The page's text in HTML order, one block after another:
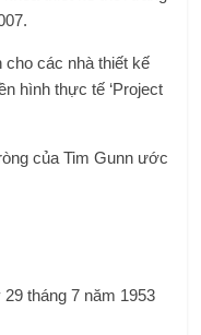
các nhà thiết kế
hình thực tế ‘Project
của Tim Gunn ước
tháng 7 năm 1953